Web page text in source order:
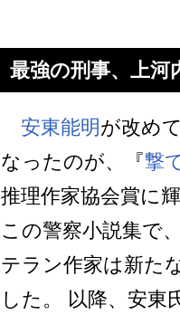
最強の刑事、上河
安東能明が改め
なったのが、『撃
推理作家協会賞に
この警察小説集で
テラン作家は新た
した。 以降、安東